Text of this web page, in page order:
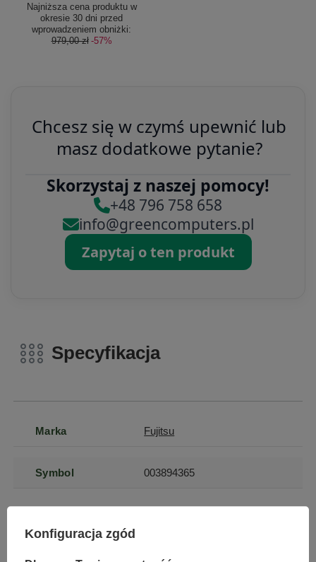
Najniższa cena produktu w
okresie 30 dni przed
wprowadzeniem obniżki:
979,00 zł -57%
Chcesz się w czymś upewnić lub
masz dodatkowe pytanie?
Skorzystaj z naszej pomocy!
+48 796 758 658
info@greencomputers.pl
Zapytaj o ten produkt
Specyfikacja
Marka Fujitsu
Symbol 003894365
Konfiguracja zgód